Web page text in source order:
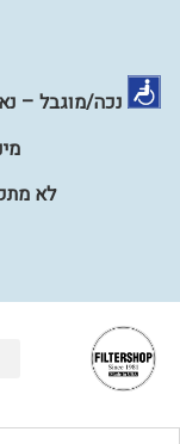
נכה/מוגבל – נא
לא